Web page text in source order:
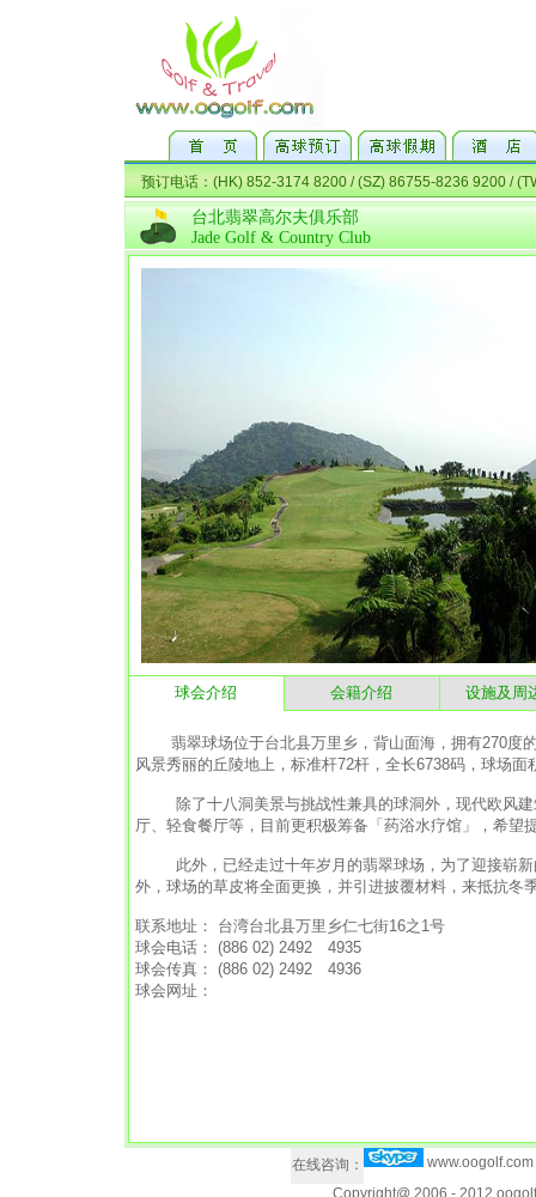
台北翡翠高尔夫俱乐部
Jade Golf & Country Club
球会介绍 会籍介绍 设施及周
翡翠球场位于台北县万里乡，背山面海，拥有270度的
风景秀丽的丘陵地上，标准杆72杆，全长6738码，球场
除了十八洞美景与挑战性兼具的球洞外，现代欧风建
厅、轻食餐厅等，目前更积极筹备「药浴水疗馆」，希望
此外，已经走过十年岁月的翡翠球场，为了迎接崭新
外，球场的草皮将全面更换，并引进披覆材料，来抵抗冬
联系地址： 台湾台北县万里乡仁七街16之1号
球会电话： (886 02) 2492 4935
球会传真： (886 02) 2492 4936
球会网址：